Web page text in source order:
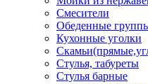
Смесители
Обеденные
Кухонные уголки
Стулья, табуреты
Стулья барные